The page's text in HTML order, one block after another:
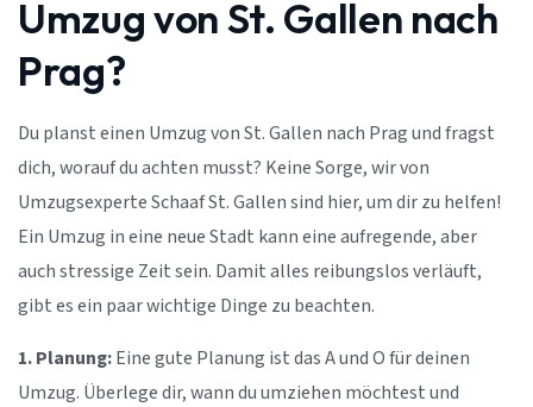
Umzug von St. Gallen nach
Prag?
Du planst einen Umzug von St. Gallen nach Prag und fragst
dich, worauf du achten musst? Keine Sorge, wir von
Umzugsexperte Schaaf St. Gallen sind hier, um dir zu helfen!
Ein Umzug in eine neue Stadt kann eine aufregende, aber
auch stressige Zeit sein. Damit alles reibungslos verläuft,
gibt es ein paar wichtige Dinge zu beachten.
1. Planung:Eine gute Planung ist das A und O für deinen
Umzug. Überlege dir, wann du umziehen möchtest und